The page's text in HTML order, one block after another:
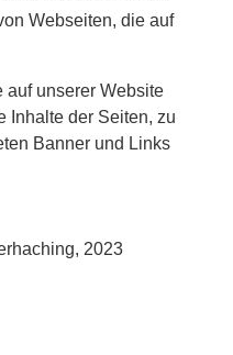
Webseiten, die auf
auf unserer Website
Inhalte der Seiten, zu
Banner und Links
2023